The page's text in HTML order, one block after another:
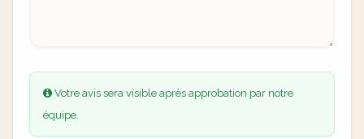
Votre avis sera visible après approbation par notre
équipe.